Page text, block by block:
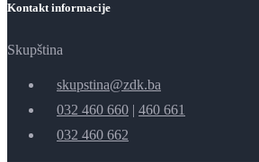
Kontakt informacije
Skupština
skupstina@zdk.ba
032 460 660 | 460 661
032 460 662